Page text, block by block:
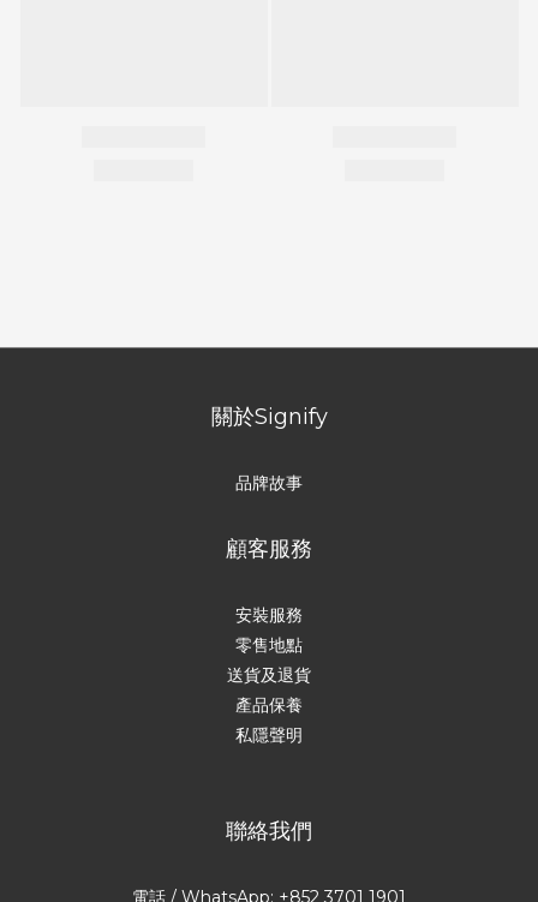
關於Signify
品牌故事
顧客服務
安裝服務
零售地點
送貨及退貨
產品保養
私隱聲明
聯絡我們
電話 / WhatsApp: +852 3701 1901